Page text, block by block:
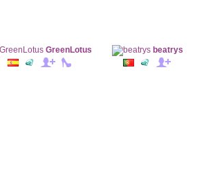
GreenLotus beatrys